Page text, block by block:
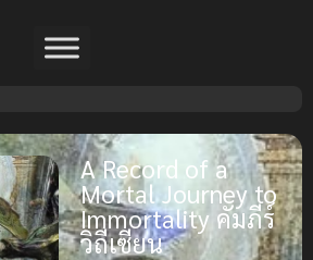
A Record of a
Mortal Journey to
Immortality คัมภีร์
วิถีเซียน